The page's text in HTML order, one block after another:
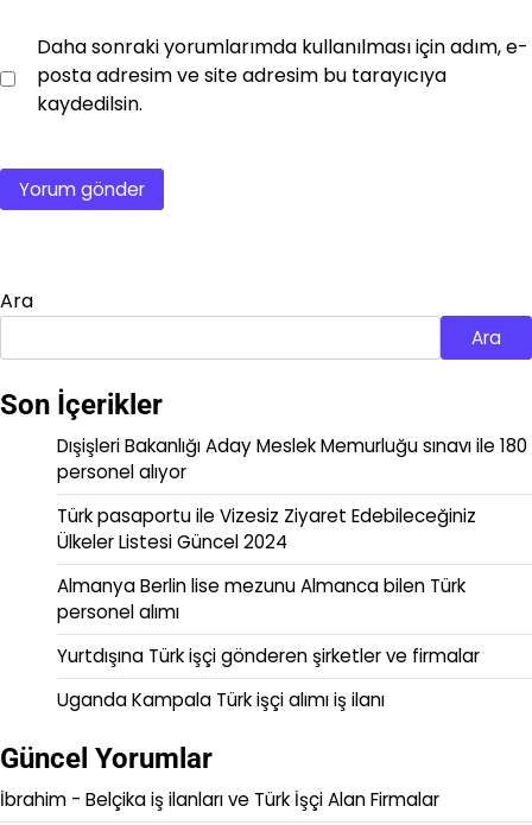
Daha sonraki yorumlarımda kullanılması için adım, e-
posta adresim ve site adresim bu tarayıcıya
kaydedilsin.
Ara
Ara
Son İçerikler
Dışişleri Bakanlığı Aday Meslek Memurluğu sınavı ile 180
personel alıyor
Türk pasaportu ile Vizesiz Ziyaret Edebileceğiniz
Ülkeler Listesi Güncel 2024
Almanya Berlin lise mezunu Almanca bilen Türk
personel alımı
Yurtdışına Türk işçi gönderen şirketler ve firmalar
Uganda Kampala Türk işçi alımı iş ilanı
Güncel Yorumlar
İbrahim - Belçika iş ilanları ve Türk İşçi Alan Firmalar